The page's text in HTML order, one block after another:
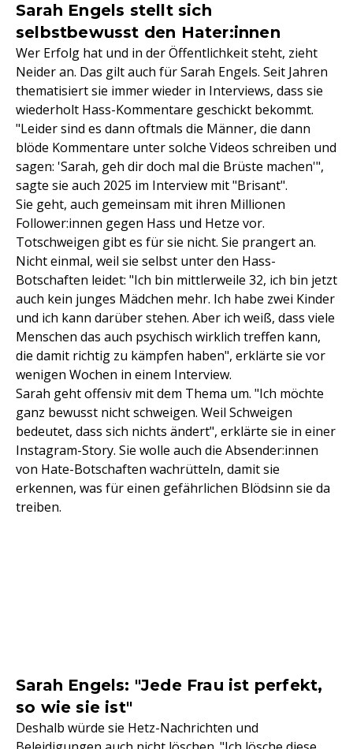
Sarah Engels stellt sich
selbstbewusst den Hater:innen
Wer Erfolg hat und in der Öffentlichkeit steht, zieht
Neider an. Das gilt auch für Sarah Engels. Seit Jahren
thematisiert sie immer wieder in Interviews, dass sie
wiederholt Hass-Kommentare geschickt bekommt.
"Leider sind es dann oftmals die Männer, die dann
blöde Kommentare unter solche Videos schreiben und
sagen: 'Sarah, geh dir doch mal die Brüste machen'",
sagte sie auch 2025 im Interview mit "Brisant".
Sie geht, auch gemeinsam mit ihren Millionen
Follower:innen gegen Hass und Hetze vor.
Totschweigen gibt es für sie nicht. Sie prangert an.
Nicht einmal, weil sie selbst unter den Hass-
Botschaften leidet: "Ich bin mittlerweile 32, ich bin jetzt
auch kein junges Mädchen mehr. Ich habe zwei Kinder
und ich kann darüber stehen. Aber ich weiß, dass viele
Menschen das auch psychisch wirklich treffen kann,
die damit richtig zu kämpfen haben", erklärte sie vor
wenigen Wochen in einem Interview.
Sarah geht offensiv mit dem Thema um. "Ich möchte
ganz bewusst nicht schweigen. Weil Schweigen
bedeutet, dass sich nichts ändert", erklärte sie in einer
Instagram-Story. Sie wolle auch die Absender:innen
von Hate-Botschaften wachrütteln, damit sie
erkennen, was für einen gefährlichen Blödsinn sie da
treiben.
Sarah Engels: "Jede Frau ist perfekt,
so wie sie ist"
Deshalb würde sie Hetz-Nachrichten und